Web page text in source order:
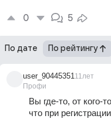
0 5
По дате По рейтингу
user_90445351
Профи
11лет
Вы где-то, от кого-
что при